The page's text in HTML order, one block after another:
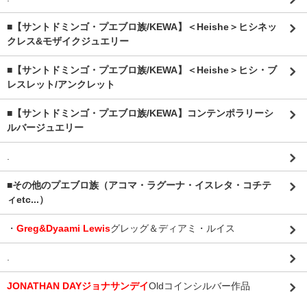
■【サントドミンゴ・プエブロ族/KEWA】＜Heishe＞ヒシネッ
クレス&モザイクジュエリー
■【サントドミンゴ・プエブロ族/KEWA】＜Heishe＞ヒシ・ブ
レスレット/アンクレット
■【サントドミンゴ・プエブロ族/KEWA】コンテンポラリーシ
ルバージュエリー
■その他のプエブロ族（アコマ・ラグーナ・イスレタ・コチテ
ィetc...）
・ Greg&Dyaami Lewisグレッグ＆ディアミ・ルイス
JONATHAN DAYジョナサンデイOldコインシルバー作品